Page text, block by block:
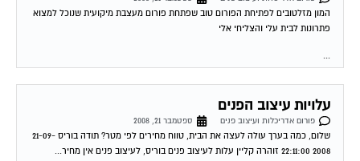
המון מזלטובים לפתיחת הפורום טוב שפתחת פורום מעצבת מיקועית שנוכל למצוא
עלויות עיצוב הפנים
פורום אדריכלות ועיצוב פנים